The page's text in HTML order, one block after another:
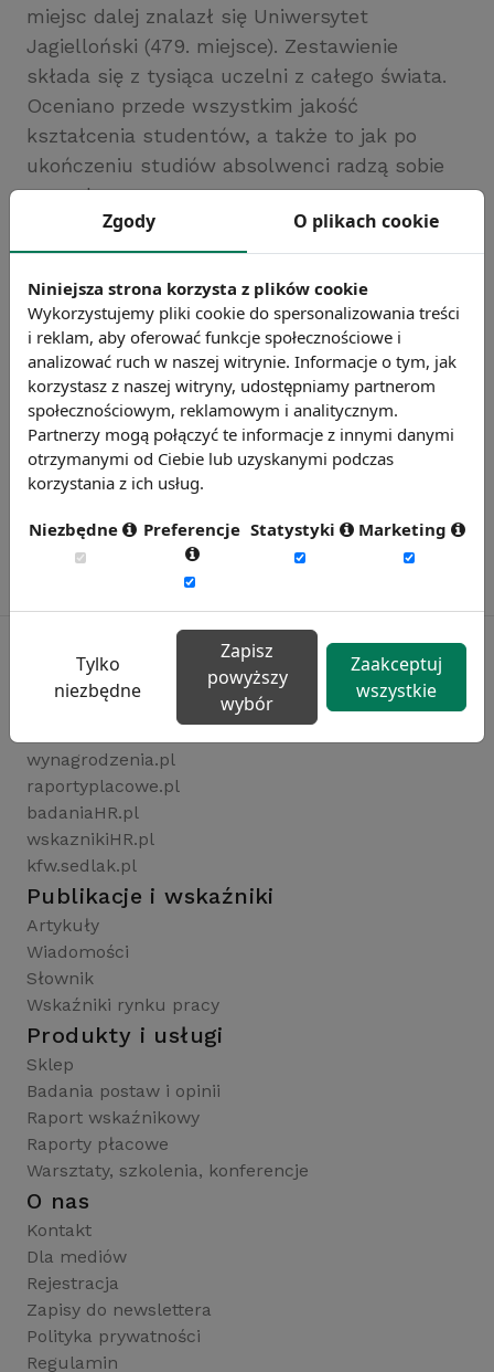
miejsc dalej znalazł się Uniwersytet
Jagielloński (479. miejsce). Zestawienie
składa się z tysiąca uczelni z całego świata.
Oceniano przede wszystkim jakość
kształcenia studentów, a także to jak po
ukończeniu studiów absolwenci radzą sobie
na rynku pracy.
Źródło: Center for World University Rankings
Zobacz więcej wiadomości
Rynekpracy.pl
wynagrodzenia.pl
raportyplacowe.pl
badaniaHR.pl
wskaznikiHR.pl
kfw.sedlak.pl
Publikacje i wskaźniki
Artykuły
Wiadomości
Słownik
Wskaźniki rynku pracy
Produkty i usługi
Sklep
Badania postaw i opinii
Raport wskaźnikowy
Raporty płacowe
Warsztaty, szkolenia, konferencje
O nas
Kontakt
Dla mediów
Rejestracja
Zapisy do newslettera
Polityka prywatności
Regulamin
Zgody O plikach cookie
Niniejsza strona korzysta z plików cookie
Wykorzystujemy pliki cookie do spersonalizowania treści
i reklam, aby oferować funkcje społecznościowe i
analizować ruch w naszej witrynie. Informacje o tym, jak
korzystasz z naszej witryny, udostępniamy partnerom
społecznościowym, reklamowym i analitycznym.
Partnerzy mogą połączyć te informacje z innymi danymi
otrzymanymi od Ciebie lub uzyskanymi podczas
korzystania z ich usług.
Niezbędne Preferencje Statystyki Marketing
Tylko
niezbędne
Zapisz
powyższy
wybór
Zaakceptuj
wszystkie